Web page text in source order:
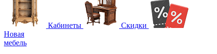
Кабинеты
Скидки
Новая
мебель